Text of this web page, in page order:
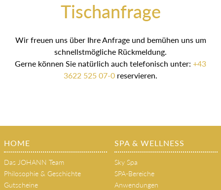
Tischanfrage
Wir freuen uns über Ihre Anfrage und bemühen uns um
schnellstmögliche Rückmeldung.
Gerne können Sie natürlich auch telefonisch unter: +43
3622 525 07-0 reservieren.
HOME
Das JOHANN Team
Philosophie & Geschichte
Gutscheine
SPA & WELLNESS
Sky Spa
SPA-Bereiche
Anwendungen